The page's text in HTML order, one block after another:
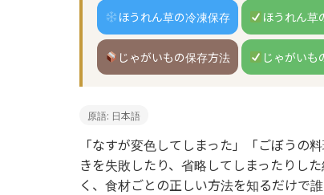
ほうれん草の冷凍保存 ほうれん草
じゃがいもの保存方法 じゃがいも
原語: 日本語
「なすが変色してしまった」「ごぼう
きを失敗したり、省略してしまったりし
く、食材ごとの正しい方法を知るだけで誰